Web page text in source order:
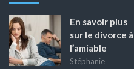
En savoir plus
sur le divorce à
l’amiable
Stéphanie